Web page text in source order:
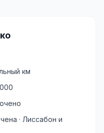
км
· Лиссабон и